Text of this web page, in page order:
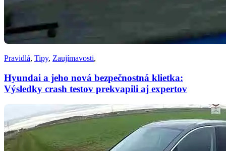
Pravidlá, Tipy, Zaujímavosti,
Hyundai a jeho nová bezpečnostná klietka:
Výsledky crash testov prekvapili aj expertov